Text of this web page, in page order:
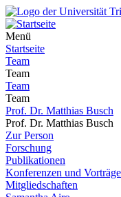
Menü
Startseite
Team
Team
Team
Team
Prof. Dr. Matthias Busch
Prof. Dr. Matthias Busch
Zur Person
Forschung
Publikationen
Konferenzen und Vorträge
Mitgliedschaften